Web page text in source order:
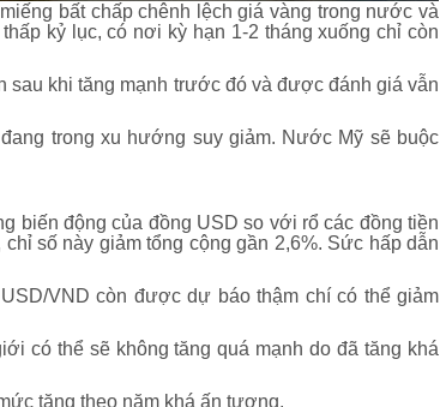
bất chấp chênh lệch giá vàng trong nước và
kỷ lục, có nơi kỳ hạn 1-2 tháng xuống chỉ còn
sau khi tăng mạnh trước đó và được đánh giá vẫn
trong xu hướng suy giảm. Nước Mỹ sẽ buộc
biến động của đồng USD so với rổ các đồng tiền
số này giảm tổng cộng gần 2,6%. Sức hấp dẫn
VND còn được dự báo thậm chí có thể giảm
có thể sẽ không tăng quá mạnh do đã tăng khá
tăng theo năm khá ấn tượng.